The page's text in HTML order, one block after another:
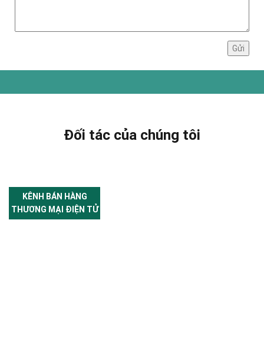
Đối tác của chúng tôi
KÊNH BÁN HÀNG
THƯƠNG MẠI ĐIỆN TỬ